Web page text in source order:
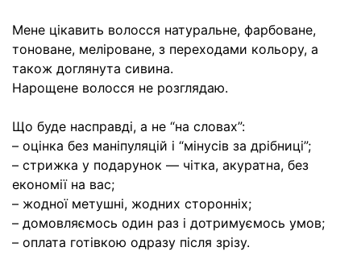
Мене цікавить волосся натуральне, фарбоване,
тоноване, меліроване, з переходами кольору, а
також доглянута сивина.
Нарощене волосся не розглядаю.
Що буде насправді, а не “на словах”:
– оцінка без маніпуляцій і “мінусів за дрібниці”;
– стрижка у подарунок — чітка, акуратна, без
економії на вас;
– жодної метушні, жодних сторонніх;
– домовляємось один раз і дотримуємось умов;
– оплата готівкою одразу після зрізу.